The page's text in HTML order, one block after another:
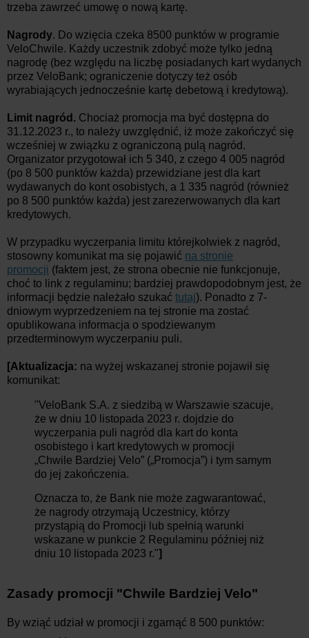
trzeba zawrzeć umowę o nową kartę.
Nagrody. Do wzięcia czeka 8500 punktów w programie
VeloChwile. Każdy uczestnik zdobyć może tylko jedną
nagrodę (bez względu na liczbę posiadanych kart wydanych
przez VeloBank; ograniczenie dotyczy też osób
wyrabiających jednocześnie kartę debetową i kredytową).
Limit nagród. Chociaż promocja ma być dostępna do
31.12.2023 r., to należy uwzględnić, iż może zakończyć się
wcześniej w związku z ograniczoną pulą nagród.
Organizator przygotował ich 5 340, z czego 4 005 nagród
(po 8 500 punktów każda) przewidziane jest dla kart
wydawanych do kont osobistych, a 1 335 nagród (również
po 8 500 punktów każda) jest zarezerwowanych dla kart
kredytowych.
W przypadku wyczerpania limitu którejkolwiek z nagród,
stosowny komunikat ma się pojawić na stronie
promocji (faktem jest, że strona obecnie nie funkcjonuje,
choć to link z regulaminu; bardziej prawdopodobnym jest, że
informacji będzie należało szukać tutaj). Ponadto z 7-
dniowym wyprzedzeniem na tej stronie ma zostać
opublikowana informacja o spodziewanym
przedterminowym wyczerpaniu puli.
[Aktualizacja: na wyżej wskazanej stronie pojawił się
komunikat:
"VeloBank S.A. z siedzibą w Warszawie szacuje,
że w dniu 10 listopada 2023 r. dojdzie do
wyczerpania puli nagród dla kart do konta
osobistego i kart kredytowych w promocji
„Chwile Bardziej Velo” („Promocja”) i tym samym
do jej zakończenia.
Oznacza to, że Bank nie może zagwarantować,
że nagrody otrzymają Uczestnicy, którzy
przystąpią do Promocji lub spełnią warunki
wskazane w punkcie 2 Regulaminu później niż
dniu 10 listopada 2023 r."]
Zasady promocji "Chwile Bardziej Velo"
By wziąć udział w promocji i zgarnąć 8 500 punktów: